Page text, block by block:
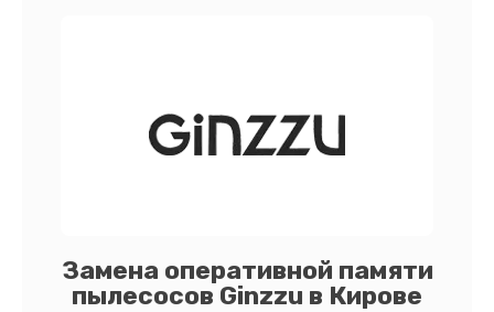
Замена оперативной памяти
пылесосов Ginzzu в Кирове